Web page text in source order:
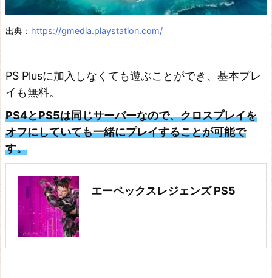
E
F
A
R
D
S
E
F
出典： https://gmedia.playstation.com/
PS Plusに加入しなくても遊ぶことができ、基本プレ
イも無料。
PS4とPS5は同じサーバーなので、クロスプレイを
オフにしていても一緒にプレイすることが可能で
す。
エーペックスレジェンズ‎ PS5